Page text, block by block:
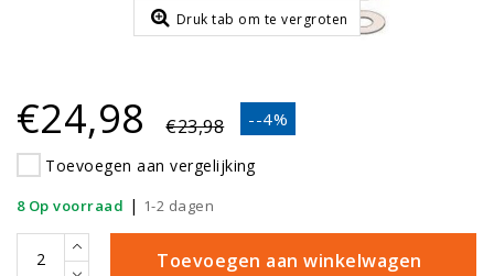
Druk tab om te vergroten
--4%
€24,98 €23,98
Toevoegen aan vergelijking
8 Op voorraad | 1-2 dagen
Toevoegen aan winkelwagen